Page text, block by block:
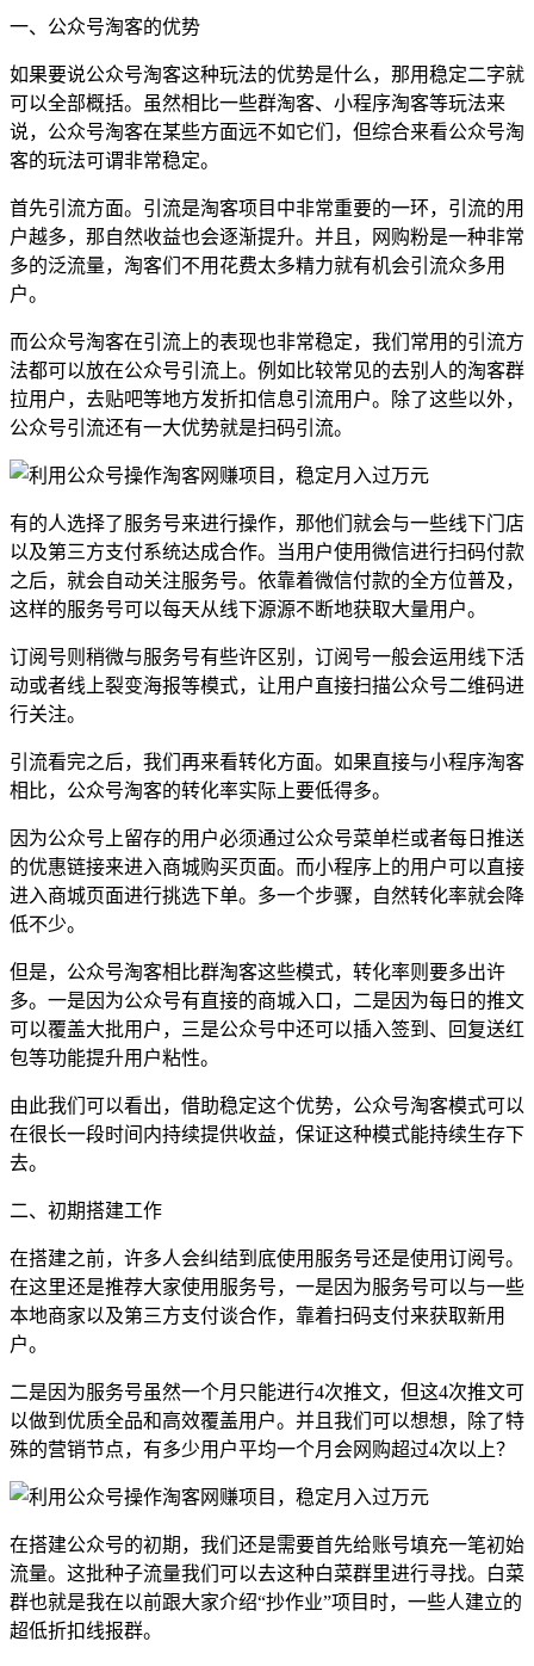
一、公众号淘客的优势
如果要说公众号淘客这种玩法的优势是什么，那用稳定二字就
可以全部概括。虽然相比一些群淘客、小程序淘客等玩法来
说，公众号淘客在某些方面远不如它们，但综合来看公众号淘
客的玩法可谓非常稳定。
首先引流方面。引流是淘客项目中非常重要的一环，引流的用
户越多，那自然收益也会逐渐提升。并且，网购粉是一种非常
多的泛流量，淘客们不用花费太多精力就有机会引流众多用
户。
而公众号淘客在引流上的表现也非常稳定，我们常用的引流方
法都可以放在公众号引流上。例如比较常见的去别人的淘客群
拉用户，去贴吧等地方发折扣信息引流用户。除了这些以外，
公众号引流还有一大优势就是扫码引流。
有的人选择了服务号来进行操作，那他们就会与一些线下门店
以及第三方支付系统达成合作。当用户使用微信进行扫码付款
之后，就会自动关注服务号。依靠着微信付款的全方位普及，
这样的服务号可以每天从线下源源不断地获取大量用户。
订阅号则稍微与服务号有些许区别，订阅号一般会运用线下活
动或者线上裂变海报等模式，让用户直接扫描公众号二维码进
行关注。
引流看完之后，我们再来看转化方面。如果直接与小程序淘客
相比，公众号淘客的转化率实际上要低得多。
因为公众号上留存的用户必须通过公众号菜单栏或者每日推送
的优惠链接来进入商城购买页面。而小程序上的用户可以直接
进入商城页面进行挑选下单。多一个步骤，自然转化率就会降
低不少。
但是，公众号淘客相比群淘客这些模式，转化率则要多出许
多。一是因为公众号有直接的商城入口，二是因为每日的推文
可以覆盖大批用户，三是公众号中还可以插入签到、回复送红
包等功能提升用户粘性。
由此我们可以看出，借助稳定这个优势，公众号淘客模式可以
在很长一段时间内持续提供收益，保证这种模式能持续生存下
去。
二、初期搭建工作
在搭建之前，许多人会纠结到底使用服务号还是使用订阅号。
在这里还是推荐大家使用服务号，一是因为服务号可以与一些
本地商家以及第三方支付谈合作，靠着扫码支付来获取新用
户。
二是因为服务号虽然一个月只能进行4次推文，但这4次推文可
以做到优质全品和高效覆盖用户。并且我们可以想想，除了特
殊的营销节点，有多少用户平均一个月会网购超过4次以上？
在搭建公众号的初期，我们还是需要首先给账号填充一笔初始
流量。这批种子流量我们可以去这种白菜群里进行寻找。白菜
群也就是我在以前跟大家介绍“抄作业”项目时，一些人建立的
超低折扣线报群。